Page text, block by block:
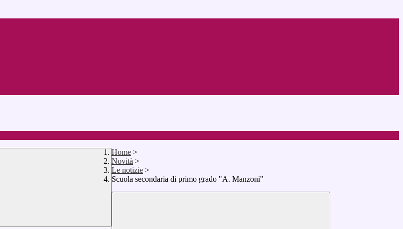
Home >
Novità >
Le notizie >
Scuola secondaria di primo grado "A. Manzoni"